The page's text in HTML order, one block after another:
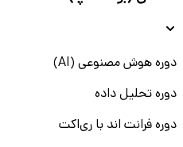
دوره هوش مصنوعی (AI)
دوره تحلیل داده
دوره فرانت اند با ری‌اکت